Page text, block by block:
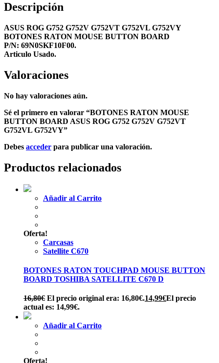
Descripción
ASUS ROG G752 G752V G752VT G752VL G752VY
BOTONES RATON MOUSE BUTTON BOARD
P/N: 69N0SKF10F00.
Articulo Usado.
Valoraciones
No hay valoraciones aún.
Sé el primero en valorar “BOTONES RATON MOUSE
BUTTON BOARD ASUS ROG G752 G752V G752VT
G752VL G752VY”
Debes acceder para publicar una valoración.
Productos relacionados
Añadir al Carrito
Oferta!
Carcasas
Satellite C670
BOTONES RATON TOUCHPAD MOUSE BUTTON
BOARD TOSHIBA SATELLITE C670 D
16,80€ El precio original era: 16,80€.14,99€El precio
actual es: 14,99€.
Añadir al Carrito
Oferta!